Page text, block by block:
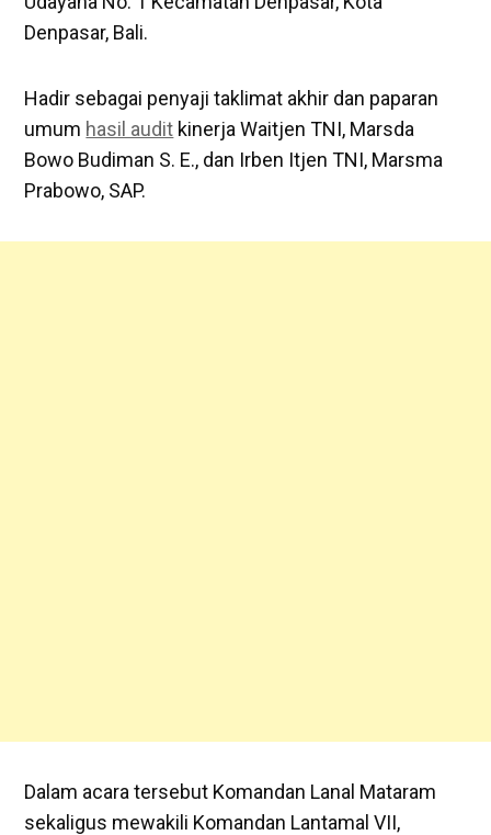
Denpasar, Bali.
Hadir sebagai penyaji taklimat akhir dan paparan
umum hasil audit kinerja Waitjen TNI, Marsda
Bowo Budiman S. E., dan Irben Itjen TNI, Marsma
Prabowo, SAP.
Dalam acara tersebut Komandan Lanal Mataram
sekaligus mewakili Komandan Lantamal VII,